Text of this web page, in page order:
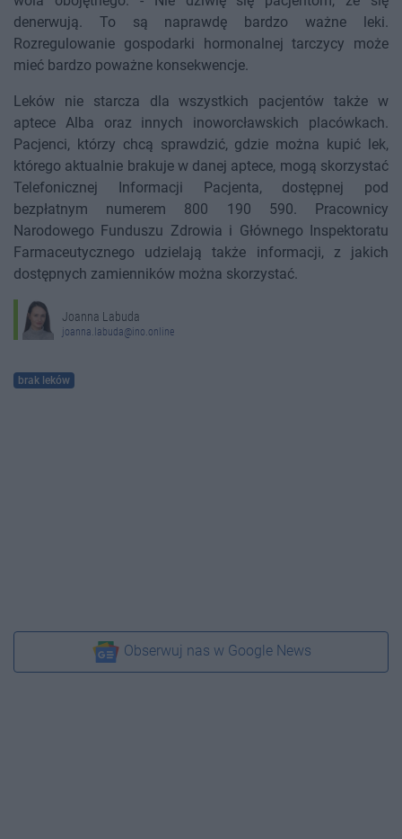
denerwują. To są naprawdę bardzo ważne leki.
Rozregulowanie gospodarki hormonalnej tarczycy może
mieć bardzo poważne konsekwencje.
Leków nie starcza dla wszystkich pacjentów także w
aptece Alba oraz innych inoworcławskich placówkach.
Pacjenci, którzy chcą sprawdzić, gdzie można kupić lek,
którego aktualnie brakuje w danej aptece, mogą skorzystać
Telefonicznej Informacji Pacjenta, dostępnej pod
bezpłatnym numerem 800 190 590. Pracownicy
Narodowego Funduszu Zdrowia i Głównego Inspektoratu
Farmaceutycznego udzielają także informacji, z jakich
dostępnych zamienników można skorzystać.
Joanna Labuda
joanna.labuda@ino.online
brak leków
Obserwuj nas w Google News